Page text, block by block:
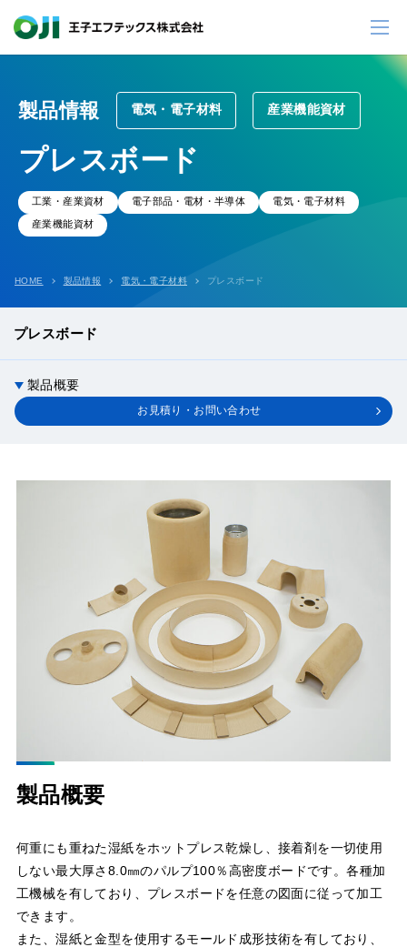
製品情報 電気・電子材料 産業機能資材
プレスボード
工業・産業資材 電子部品・電材・半導体 電気・電子材料
産業機能資材
HOME 製品情報 電気・電子材料 プレスボード
プレスボード
製品概要
お見積り・お問い合わせ
製品概要
何重にも重ねた湿紙をホットプレス乾燥し、接着剤を一切使用
しない最大厚さ8.0㎜のパルプ100％高密度ボードです。各種加
工機械を有しており、プレスボードを任意の図面に従って加工
できます。
また、湿紙と金型を使用するモールド成形技術を有しており、